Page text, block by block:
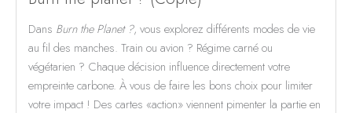
Dans Burn the Planet ?, vous explorez différents modes de vie
au fil des manches. Train ou avion ? Régime carné ou
végétarien ? Chaque décision influence directement votre
empreinte carbone. À vous de faire les bons choix pour limiter
votre impact ! Des cartes «action» viennent pimenter la partie en